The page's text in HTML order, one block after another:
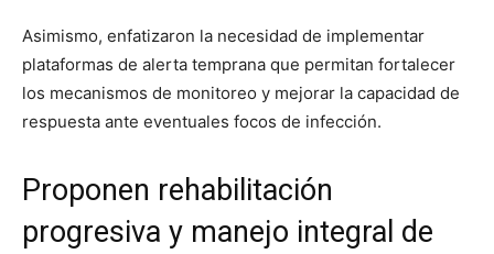
Asimismo, enfatizaron la necesidad de implementar
plataformas de alerta temprana que permitan fortalecer
los mecanismos de monitoreo y mejorar la capacidad de
respuesta ante eventuales focos de infección.
Proponen rehabilitación
progresiva y manejo integral de